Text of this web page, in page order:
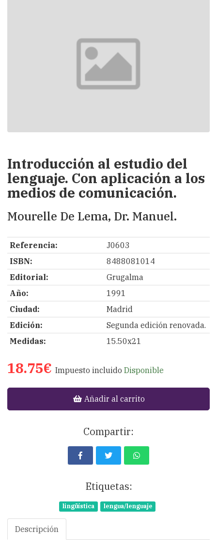
Introducción al estudio del
lenguaje. Con aplicación a los
medios de comunicación.
Mourelle De Lema, Dr. Manuel.
Referencia:
J0603
ISBN:
8488081014
Editorial:
Grugalma
Año:
1991
Ciudad:
Madrid
Edición:
Segunda edición renovada.
Medidas:
15.50x21
18.75€ Impuesto incluido Disponible
Añadir al carrito
Compartir:
Etiquetas:
lingüística lengua/lenguaje
Descripción